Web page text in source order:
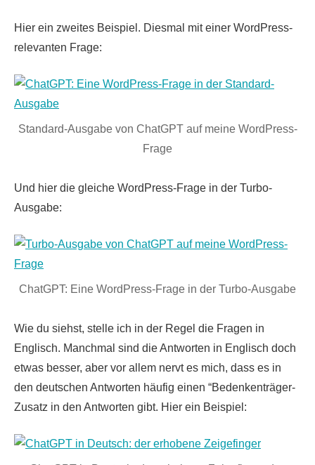
Hier ein zweites Beispiel. Diesmal mit einer WordPress-
relevanten Frage:
Standard-Ausgabe von ChatGPT auf meine WordPress-
Frage
Und hier die gleiche WordPress-Frage in der Turbo-
Ausgabe:
ChatGPT: Eine WordPress-Frage in der Turbo-Ausgabe
Wie du siehst, stelle ich in der Regel die Fragen in
Englisch. Manchmal sind die Antworten in Englisch doch
etwas besser, aber vor allem nervt es mich, dass es in
den deutschen Antworten häufig einen “Bedenkenträger-
Zusatz in den Antworten gibt. Hier ein Beispiel: